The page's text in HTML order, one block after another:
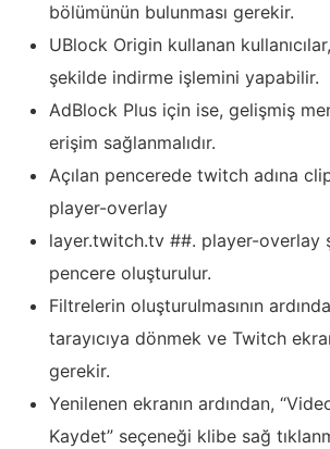
bölümünün bulunması gerekir.
UBlock Origin kullanan
şekilde indirme işlemini yapabilir.
AdBlock Plus için ise, gelişmiş
erişim sağlanmalıdır.
Açılan pencerede twitch adına
player-overlay
layer.twitch.tv ##. player-overlay
pencere oluşturulur.
Filtrelerin oluşturulmasının
tarayıcıya dönmek ve Twitch
gerekir.
Yenilenen ekranın ardından,
Kaydet” seçeneği klibe sağ